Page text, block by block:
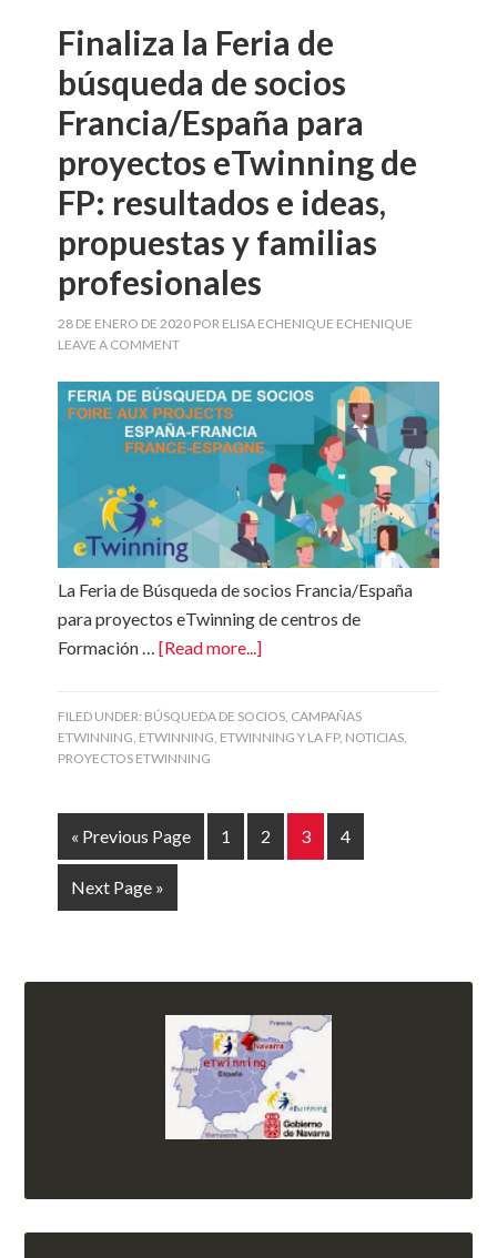
Finaliza la Feria de
búsqueda de socios
Francia/España para
proyectos eTwinning de
FP: resultados e ideas,
propuestas y familias
profesionales
28 DE ENERO DE 2020 POR ELISA ECHENIQUE ECHENIQUE
LEAVE A COMMENT
La Feria de Búsqueda de socios Francia/España
para proyectos eTwinning de centros de
Formación …[Read more...]
FILED UNDER: BÚSQUEDA DE SOCIOS, CAMPAÑAS
ETWINNING, ETWINNING, ETWINNING Y LA FP, NOTICIAS,
PROYECTOS ETWINNING
« Previous Page 1 2 3 4
Next Page »